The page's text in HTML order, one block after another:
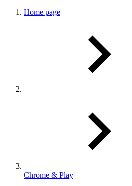
Home page
Chrome & Play